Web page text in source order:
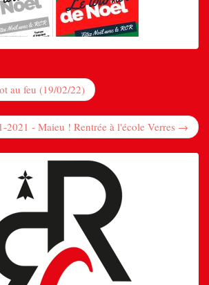
au feu (19/02/22)
2021 - Maieu ! Rentrée à l'école Verres →